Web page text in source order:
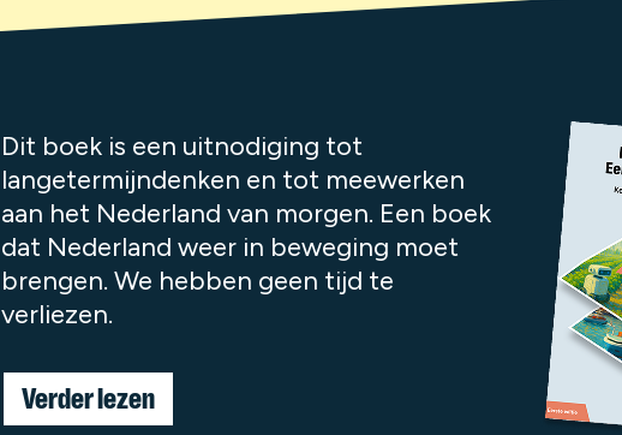
Dit boek is een uitnodiging tot
langetermijndenken en tot meewerken
aan het Nederland van morgen. Een boek
dat Nederland weer in beweging moet
brengen. We hebben geen tijd te
verliezen.
Verder lezen